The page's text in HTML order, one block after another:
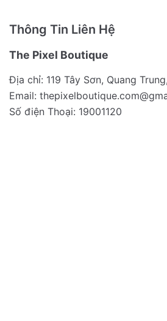
Thông Tin Liên Hệ
The Pixel Boutique
Địa chỉ: 119 Tây Sơn, Quang
Email:
Số điện Thoại: 19001120